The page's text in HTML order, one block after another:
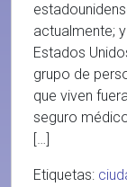
actualmente;
Estados
grupo de
que viven
seguro
[…]
Etiquetas: